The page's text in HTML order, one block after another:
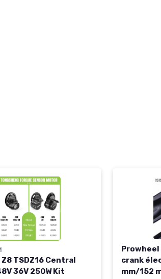
Z8 TSDZ16 Central
36V 250W Kit
Prowheel
crank
mm/152